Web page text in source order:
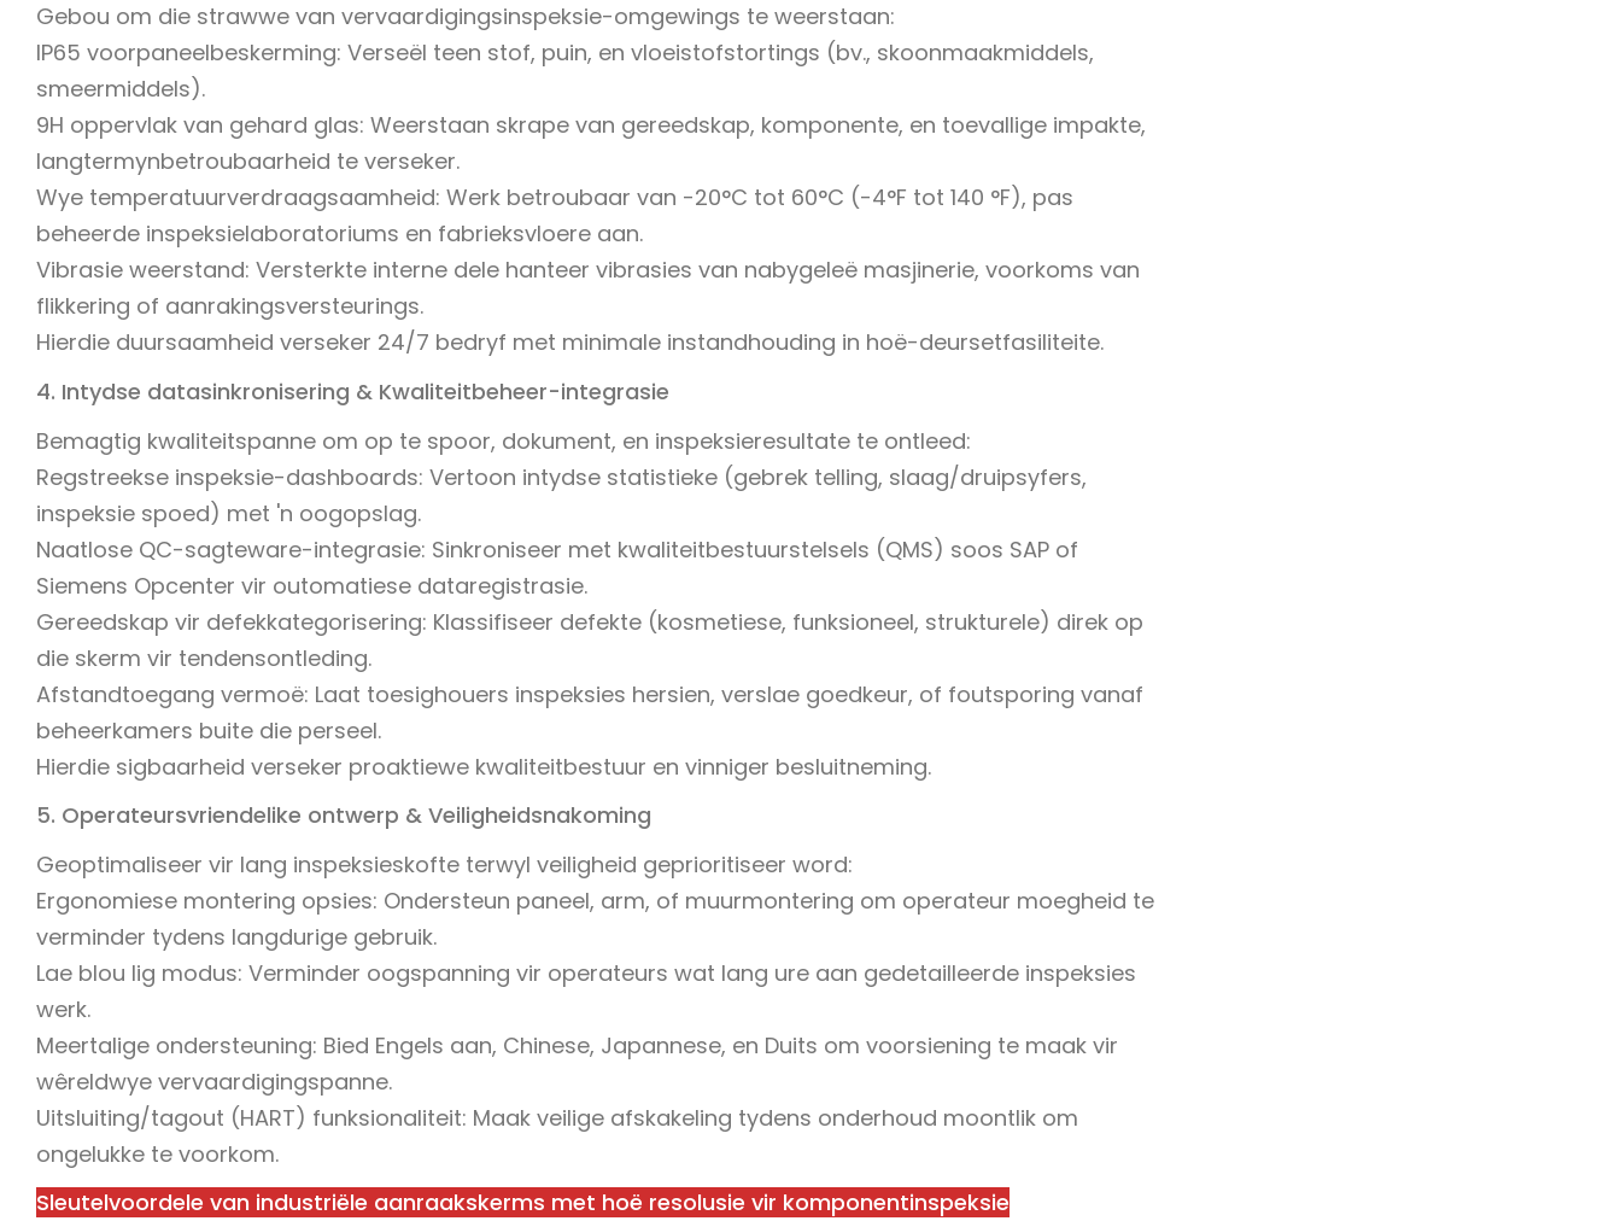
Gebou om die strawwe van vervaardigingsinspeksie-omgewings te weerstaan:
IP65 voorpaneelbeskerming: Verseël teen stof, puin, en vloeistofstortings (bv., skoonmaakmiddels,
smeermiddels).
9H oppervlak van gehard glas: Weerstaan ​​skrape van gereedskap, komponente, en toevallige impakte,
langtermynbetroubaarheid te verseker.
Wye temperatuurverdraagsaamheid: Werk betroubaar van -20°C tot 60°C (-4°F tot 140 °F), pas
beheerde inspeksielaboratoriums en fabrieksvloere aan.
Vibrasie weerstand: Versterkte interne dele hanteer vibrasies van nabygeleë masjinerie, voorkoms van
flikkering of aanrakingsversteurings.
Hierdie duursaamheid verseker 24/7 bedryf met minimale instandhouding in hoë-deursetfasiliteite.
4. Intydse datasinkronisering & Kwaliteitbeheer-integrasie
Bemagtig kwaliteitspanne om op te spoor, dokument, en inspeksieresultate te ontleed:
Regstreekse inspeksie-dashboards: Vertoon intydse statistieke (gebrek telling, slaag/druipsyfers,
inspeksie spoed) met 'n oogopslag.
Naatlose QC-sagteware-integrasie: Sinkroniseer met kwaliteitbestuurstelsels (QMS) soos SAP of
Siemens Opcenter vir outomatiese dataregistrasie.
Gereedskap vir defekkategorisering: Klassifiseer defekte (kosmetiese, funksioneel, strukturele) direk op
die skerm vir tendensontleding.
Afstandtoegang vermoë: Laat toesighouers inspeksies hersien, verslae goedkeur, of foutsporing vanaf
beheerkamers buite die perseel.
Hierdie sigbaarheid verseker proaktiewe kwaliteitbestuur en vinniger besluitneming.
5. Operateursvriendelike ontwerp & Veiligheidsnakoming
Geoptimaliseer vir lang inspeksieskofte terwyl veiligheid geprioritiseer word:
Ergonomiese montering opsies: Ondersteun paneel, arm, of muurmontering om operateur moegheid te
verminder tydens langdurige gebruik.
Lae blou lig modus: Verminder oogspanning vir operateurs wat lang ure aan gedetailleerde inspeksies
werk.
Meertalige ondersteuning: Bied Engels aan, Chinese, Japannese, en Duits om voorsiening te maak vir
wêreldwye vervaardigingspanne.
Uitsluiting/tagout (HART) funksionaliteit: Maak veilige afskakeling tydens onderhoud moontlik om
ongelukke te voorkom.
Sleutelvoordele van industriële aanraakskerms met hoë resolusie vir komponentinspeksie